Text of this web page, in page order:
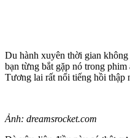
Du hành xuyên thời gian
bạn từng bắt gặp nó trong
Tương lai rất nổi tiếng hồi thập
Ảnh: dreamsrocket.com